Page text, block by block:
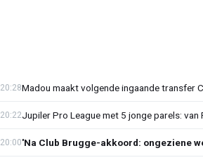
Madou maakt volgende ingaande transfer
20:28
Jupiler Pro League met 5 jonge parels: van
20:22
'Na Club Brugge-akkoord: ongeziene
20:00